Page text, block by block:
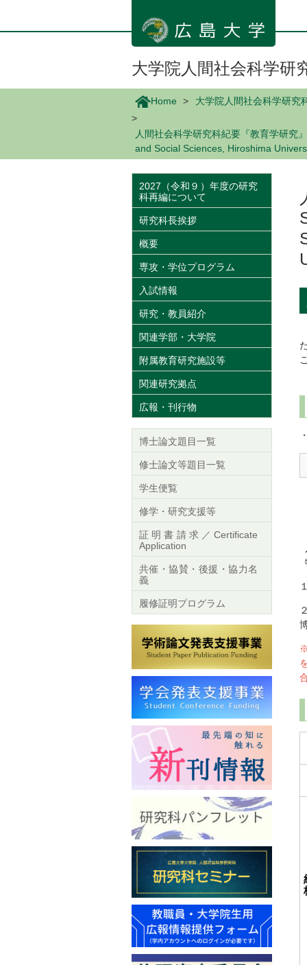
ン
大学院人間社会科学研
Home 大学院人間社会科学研究
人間社会科学研究科紀要『教育学研
and Social Sciences, Hiroshima
2027（令和９）年度の研究
科再編について
研究科長挨拶
概要
専攻・学位プログラム
入試情報
研究・教員紹介
関連学部・大学院
附属教育研究施設等
関連研究拠点
広報・刊行物
博士論文題目一覧
修士論文等題目一覧
学生便覧
修学・研究支援等
証明書請求／Certificate
Application
共催・協賛・後援・協力名
義
履修証明プログラム